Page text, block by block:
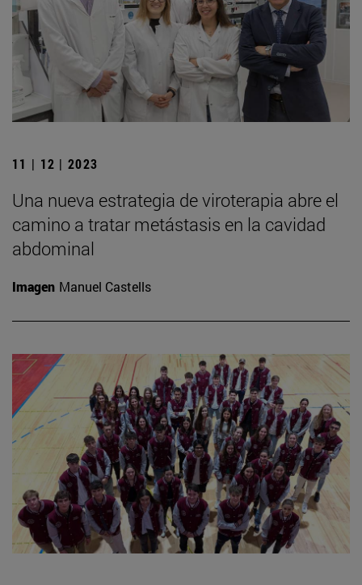
11 | 12 | 2023
Una nueva estrategia de viroterapia abre el
camino a tratar metástasis en la cavidad
abdominal
Imagen Manuel Castells